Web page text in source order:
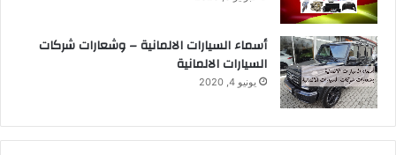
أسماء السيارات الالمانية – وشعارات شركات
السيارات الالمانية
يونيو 4, 2020